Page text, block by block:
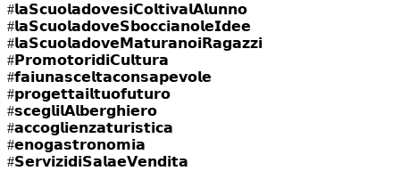
#𝗹𝗮𝗦𝗰𝘂𝗼𝗹𝗮𝗱𝗼𝘃𝗲𝘀𝗶𝗖𝗼𝗹𝘁𝗶𝘃𝗮𝗹𝗔𝗹𝘂𝗻𝗻𝗼
#𝗹𝗮𝗦𝗰𝘂𝗼𝗹𝗮𝗱𝗼𝘃𝗲𝗦𝗯𝗼𝗰𝗰𝗶𝗮𝗻𝗼𝗹𝗲𝗜𝗱𝗲𝗲
#𝗹𝗮𝗦𝗰𝘂𝗼𝗹𝗮𝗱𝗼𝘃𝗲𝗠𝗮𝘁𝘂𝗿𝗮𝗻𝗼𝗶𝗥𝗮𝗴𝗮𝘇𝘇𝗶
#𝗣𝗿𝗼𝗺𝗼𝘁𝗼𝗿𝗶𝗱𝗶𝗖𝘂𝗹𝘁𝘂𝗿𝗮
#𝗳𝗮𝗶𝘂𝗻𝗮𝘀𝗰𝗲𝗹𝘁𝗮𝗰𝗼𝗻𝘀𝗮𝗽𝗲𝘃𝗼𝗹𝗲
#𝗽𝗿𝗼𝗴𝗲𝘁𝘁𝗮𝗶𝗹𝘁𝘂𝗼𝗳𝘂𝘁𝘂𝗿𝗼
#𝘀𝗰𝗲𝗴𝗹𝗶𝗹𝗔𝗹𝗯𝗲𝗿𝗴𝗵𝗶𝗲𝗿𝗼
#𝗮𝗰𝗰𝗼𝗴𝗹𝗶𝗲𝗻𝘇𝗮𝘁𝘂𝗿𝗶𝘀𝘁𝗶𝗰𝗮
#𝗲𝗻𝗼𝗴𝗮𝘀𝘁𝗿𝗼𝗻𝗼𝗺𝗶𝗮
#𝗦𝗲𝗿𝘃𝗶𝘇𝗶𝗱𝗶𝗦𝗮𝗹𝗮𝗲𝗩𝗲𝗻𝗱𝗶𝘁𝗮